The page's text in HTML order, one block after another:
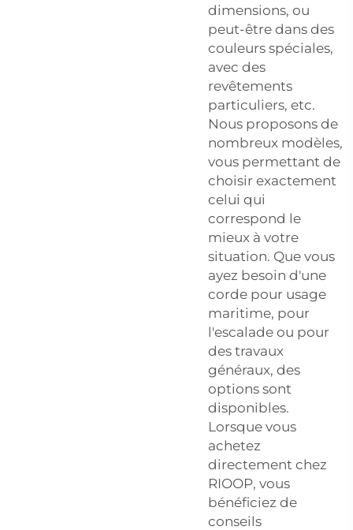
dimensions, ou
peut-être dans des
couleurs spéciales,
avec des
revêtements
particuliers, etc.
Nous proposons de
nombreux modèles,
vous permettant de
choisir exactement
celui qui
correspond le
mieux à votre
situation. Que vous
ayez besoin d'une
corde pour usage
maritime, pour
l'escalade ou pour
des travaux
généraux, des
options sont
disponibles.
Lorsque vous
achetez
directement chez
RIOOP, vous
bénéficiez de
conseils